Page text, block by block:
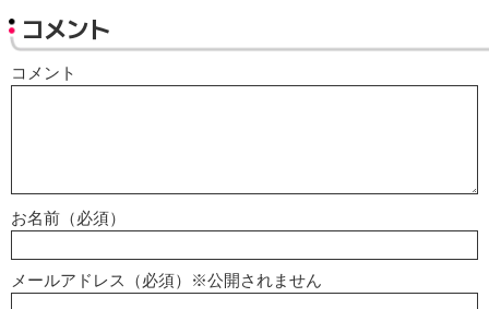
コメント
コメント
お名前（必須）
メールアドレス（必須）※公開されません